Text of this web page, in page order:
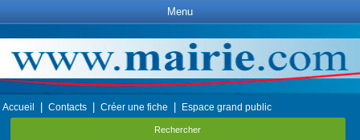
Menu
Accueil Contacts Créer une fiche Espace grand public
Rechercher